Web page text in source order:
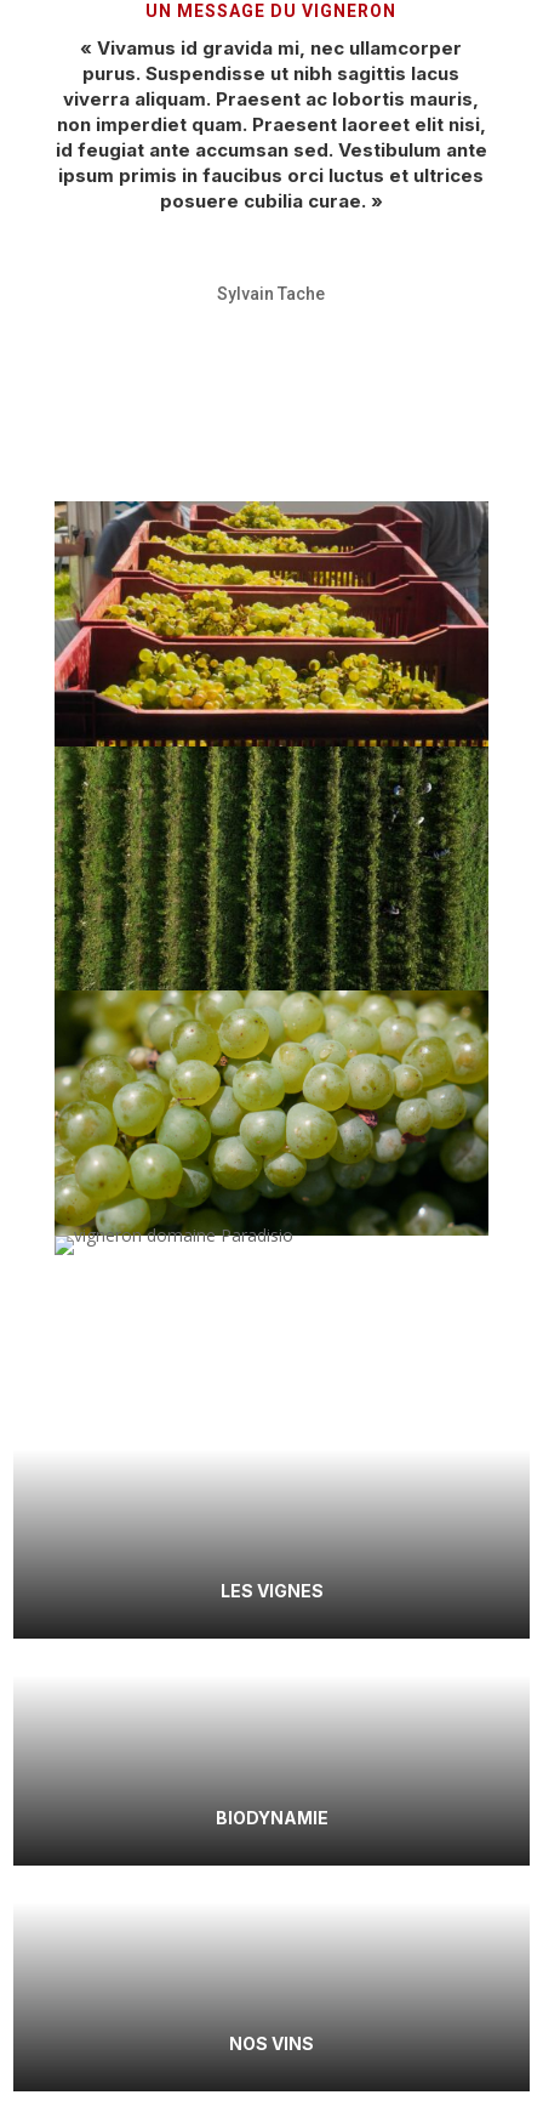
UN MESSAGE DU VIGNERON
« Vivamus id gravida mi, nec ullamcorper
purus. Suspendisse ut nibh sagittis lacus
viverra aliquam. Praesent ac lobortis mauris,
non imperdiet quam. Praesent laoreet elit nisi,
id feugiat ante accumsan sed. Vestibulum ante
ipsum primis in faucibus orci luctus et ultrices
posuere cubilia curae. »
Sylvain Tache
LES VIGNES
BIODYNAMIE
NOS VINS